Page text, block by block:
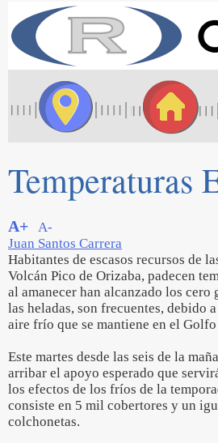
Temperaturas
A+
A-
Juan Santos Carrera
Habitantes de escasos recursos de
Volcán Pico de Orizaba, padecen
al amanecer han alcanzado los cero
las heladas, son frecuentes, debido
aire frío que se mantiene en el
Este martes desde las seis de la
arribar el apoyo esperado que
los efectos de los fríos de la
consiste en 5 mil cobertores y un
colchonetas.